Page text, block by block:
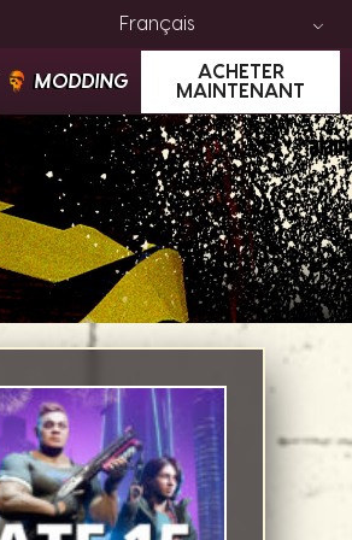
Français
MODDING
ACHETER
MAINTENANT